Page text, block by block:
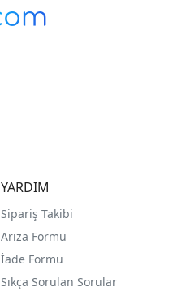
YARDIM
Sipariş Takibi
Arıza Formu
İade Formu
Sıkça Sorulan Sorular